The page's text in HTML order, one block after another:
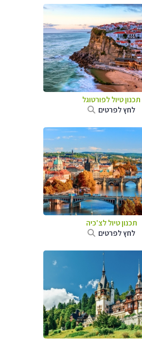
תכנון טיול לפורטוגל
לחץ לפרטים
תכנון טיול לצ'כיה
לחץ לפרטים